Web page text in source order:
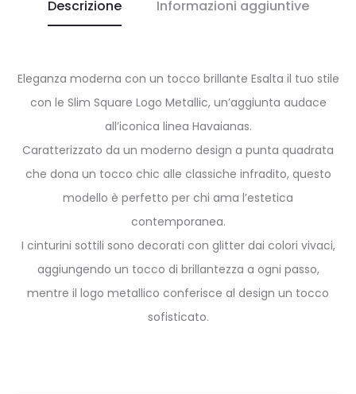
Descrizione Informazioni aggiuntive
Eleganza moderna con un tocco brillante Esalta il tuo stile
con le Slim Square Logo Metallic, un’aggiunta audace
all’iconica linea Havaianas.
Caratterizzato da un moderno design a punta quadrata
che dona un tocco chic alle classiche infradito, questo
modello è perfetto per chi ama l’estetica
contemporanea.
I cinturini sottili sono decorati con glitter dai colori vivaci,
aggiungendo un tocco di brillantezza a ogni passo,
mentre il logo metallico conferisce al design un tocco
sofisticato.